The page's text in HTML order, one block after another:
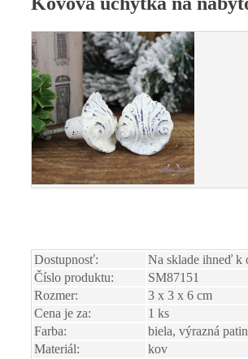
Dostupnosť:
Na sklade ihneď k
Číslo produktu:
SM87151
Rozmer:
3 x 3 x 6 cm
Cena je za:
1 ks
Farba:
biela, výrazná
Materiál:
kov